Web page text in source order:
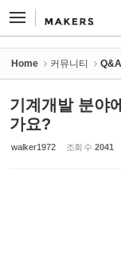
Home 커뮤니티 Q&A
기계개발 분야
가요?
walker1972 조회 수 2041